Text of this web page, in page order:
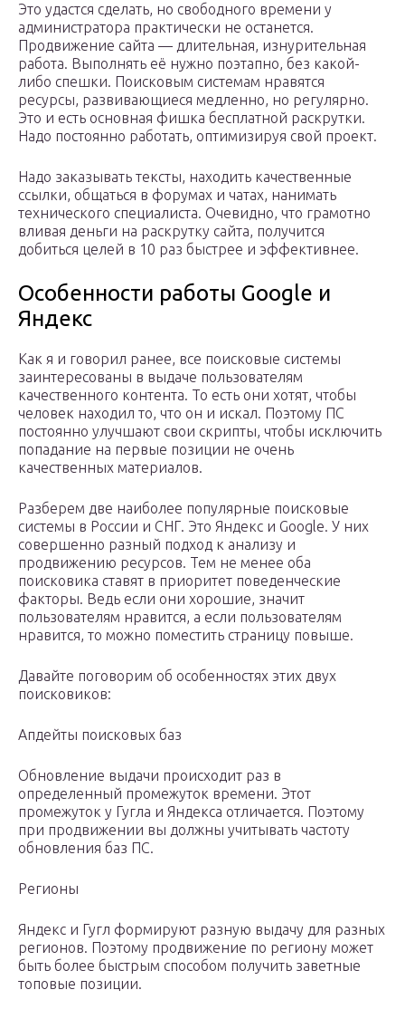
Это удастся сделать, но свободного времени у
администратора практически не останется.
Продвижение сайта — длительная, изнурительная
работа. Выполнять её нужно поэтапно, без какой-
либо спешки. Поисковым системам нравятся
ресурсы, развивающиеся медленно, но регулярно.
Это и есть основная фишка бесплатной раскрутки.
Надо постоянно работать, оптимизируя свой проект.
Надо заказывать тексты, находить качественные
ссылки, общаться в форумах и чатах, нанимать
технического специалиста. Очевидно, что грамотно
вливая деньги на раскрутку сайта, получится
добиться целей в 10 раз быстрее и эффективнее.
Особенности работы Google и
Яндекс
Как я и говорил ранее, все поисковые системы
заинтересованы в выдаче пользователям
качественного контента. То есть они хотят, чтобы
человек находил то, что он и искал. Поэтому ПС
постоянно улучшают свои скрипты, чтобы исключить
попадание на первые позиции не очень
качественных материалов.
Разберем две наиболее популярные поисковые
системы в России и СНГ. Это Яндекс и Google. У них
совершенно разный подход к анализу и
продвижению ресурсов. Тем не менее оба
поисковика ставят в приоритет поведенческие
факторы. Ведь если они хорошие, значит
пользователям нравится, а если пользователям
нравится, то можно поместить страницу повыше.
Давайте поговорим об особенностях этих двух
поисковиков:
Апдейты поисковых баз
Обновление выдачи происходит раз в
определенный промежуток времени. Этот
промежуток у Гугла и Яндекса отличается. Поэтому
при продвижении вы должны учитывать частоту
обновления баз ПС.
Регионы
Яндекс и Гугл формируют разную выдачу для разных
регионов. Поэтому продвижение по региону может
быть более быстрым способом получить заветные
топовые позиции.